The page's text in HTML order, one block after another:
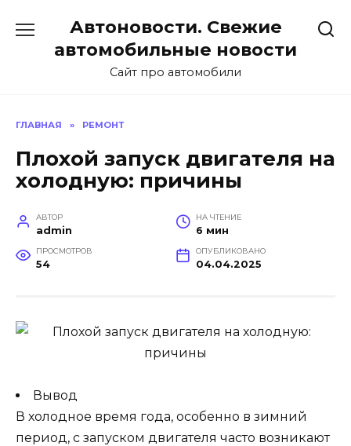
содержанию
Автоновости. Свежие
автомобильные новости
Сайт про автомобили
ГЛАВНАЯ » РЕМОНТ
Плохой запуск двигателя на
холодную: причины
АВТОР
admin
НА ЧТЕНИЕ
6 мин
ПРОСМОТРОВ
54
ОПУБЛИКОВАНО
04.04.2025
Вывод
В холодное время года, особенно в зимний
период, с запуском двигателя часто возникают